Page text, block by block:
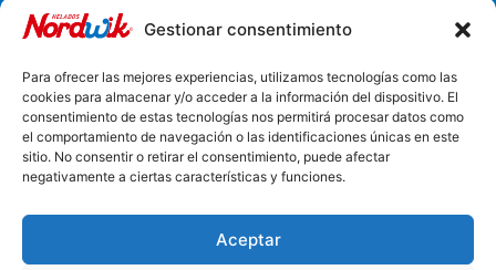
Gestionar consentimiento
Para ofrecer las mejores experiencias, utilizamos tecnologías como las
cookies para almacenar y/o acceder a la información del dispositivo. El
consentimiento de estas tecnologías nos permitirá procesar datos como
el comportamiento de navegación o las identificaciones únicas en este
sitio. No consentir o retirar el consentimiento, puede afectar
negativamente a ciertas características y funciones.
Aceptar
CONTACTO
Carretera de Alhama, 56, Churriana de la Vega, España
958 57 01 00
Incentivos UEAviso legal